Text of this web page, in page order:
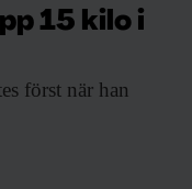
15 kilo i
först när han